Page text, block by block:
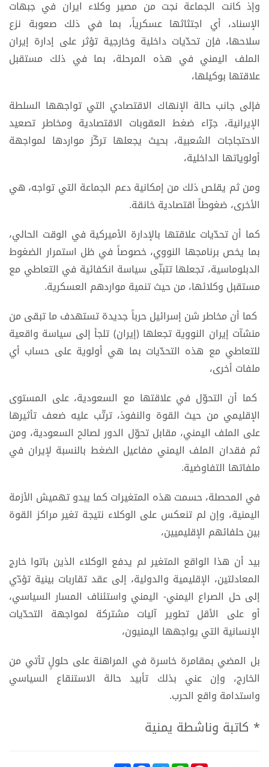
وإذ كانت الجماعة نجت من مصير وكلاء ايران في جبهات
الإسناد، أي اجتثاثها عسكرياً، بما في ذلك صعوبة نزع
سلاحها، فإن تحدّيات داخلية وخارجية تؤثر على إدارة إيران
الملف اليمني في هذه المرحلة، بما في ذلك مستقبل
علاقتها بوكيلها،
فإلى جانب حالة الإنهاك الاقتصادي التي تواجهها السلطة
الإيرانية، جرّاء ضغط العقوبات الاقتصادية ومخاطر تصعيد
الاحتجاجات الشعبية، بحيث يجعلها تركّز مواردها لمواجهة
أولوياتها الداخلية،
ومن ثم يقلص ذلك من إمكانية دعم الجماعة التي تواجه، هي
الأخرى، ضغوطاً اقتصادية خانقة.
كما أن تحدّيات علاقتها بالإدارة الأميركية في الوقت الحالي،
بما يخص برنامجها النووي، خصوصاً في ظل استمرار الضغوط
الدبلوماسية، تجعلها تتبنّى سياسة انكفائية في التعاطي مع
مستقبل وكلائها، من حيث تنمية مواردهم العسكرية.
كما أن مخاطر شن إسرائيل حرباً جديدة تستهدف ما تبقى من
منشآت إيران النووية تجعلها (إيران) تلجأ إلى سياسة واقعية
للتعاطي مع هذه التحدّيات بما هي أولوية على حساب أي
ملفات أخرى،
كما أن التحوّل في علاقتها مع السعودية، على المستوى
الإقليمي من حيث القوة والنفوذ، ترتّب عليه ضعف تأثيرها
على الملف اليمني، مقابل تحوّل الدور لصالح السعودية، ومن
ثم فقدان الملف اليمني مفاعيل الضغط بالنسبة لإيران في
ملفاتها التفاوضية.
في المحصلة، حسمت هذه المتغيرات كما يبدو تهميش الأزمة
اليمنية، وإن لم تنعكس على الوكلاء نتيجة تغير مراكز القوة
بين حلفائهم الإقليميين،
بيد أن هذا الواقع المتغير لم يدفع الوكلاء الذين باتوا خارج
المعادلتين، الإقليمية والدولية، إلى عقد تقاربات بينية تؤدّي
إلى حل الصراع اليمني- اليمني واستئناف المسار السياسي،
أو على الأقل تطوير آليات مشتركة لمواجهة التحدّيات
الإنسانية التي يواجهها اليمنيون،
بل المضي بمقامرة خاسرة في المراهنة على حلولٍ تأتي من
الخارج، وإن عني بذلك تأبيد حالة الاستنقاع السياسي
واستدامة واقع الحرب.
* كاتبة وناشطة يمنية